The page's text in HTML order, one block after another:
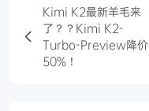
Kimi K2最新羊毛来
了？？Kimi K2-
Turbo-Preview降价
50%！